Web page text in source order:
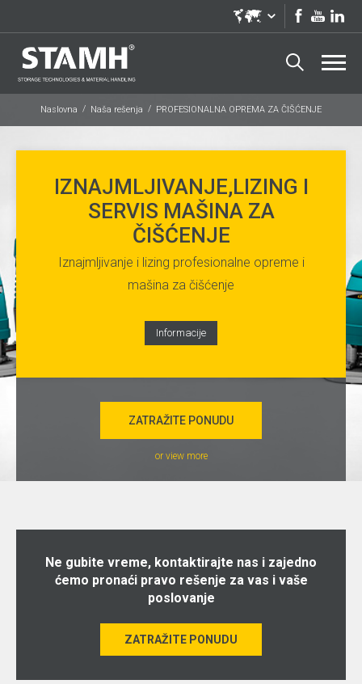
Naslovna Naša rešenja PROFESIONALNA OPREMA ZA ČIŠĆENJE
IZNAJMLJIVANJE,LIZING I
SERVIS MAŠINA ZA
ČIŠĆENJE
Iznajmljivanje i lizing profesionalne opreme i
mašina za čišćenje
Informacije
ZATRAŽITE PONUDU
or view more
Ne gubite vreme, kontaktirajte nas i zajedno
ćemo pronaći pravo rešenje za vas i vaše
poslovanje
ZATRAŽITE PONUDU